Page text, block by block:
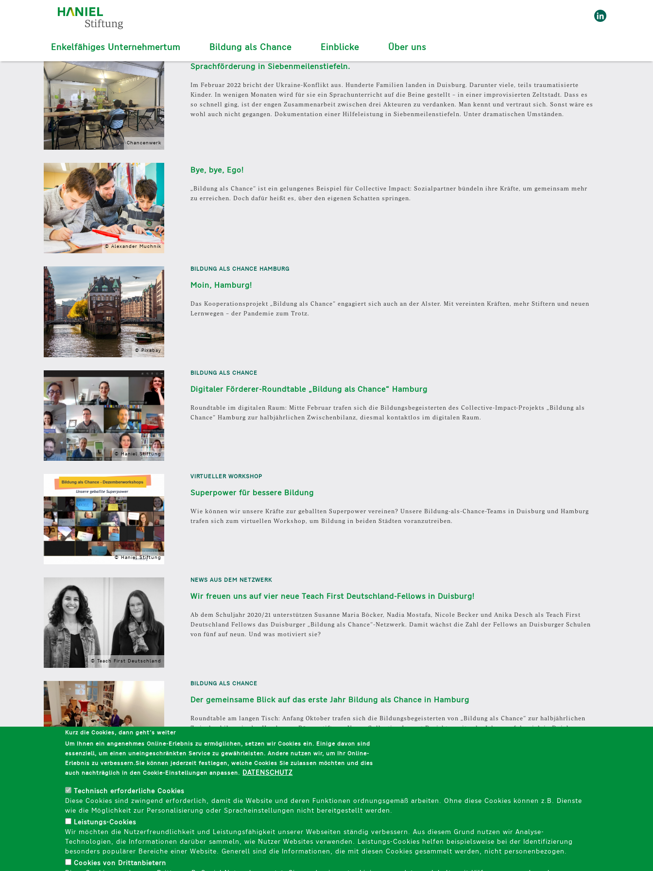
D
Enkelfähiges Unternehmertum Bildung als Chance Einblicke Über uns
Chancenwerk
Sprachförderung in Siebenmeilenstiefeln.
Im Februar 2022 bricht der Ukraine-Konflikt aus. Hunderte Familien landen in Duisburg. Darunter viele, teils traumatisierte
Kinder. In wenigen Monaten wird für sie ein Sprachunterricht auf die Beine gestellt – in einer improvisierten Zeltstadt. Dass es
so schnell ging, ist der engen Zusammenarbeit zwischen drei Akteuren zu verdanken. Man kennt und vertraut sich. Sonst wäre es
wohl auch nicht gegangen. Dokumentation einer Hilfeleistung in Siebenmeilenstiefeln. Unter dramatischen Umständen.
© Alexander Muchnik
Bye, bye, Ego!
„Bildung als Chance“ ist ein gelungenes Beispiel für Collective Impact: Sozialpartner bündeln ihre Kräfte, um gemeinsam mehr
zu erreichen. Doch dafür heißt es, über den eigenen Schatten springen.
© Pixabay
BILDUNG ALS CHANCE HAMBURG
Moin, Hamburg!
Das Kooperationsprojekt „Bildung als Chance“ engagiert sich auch an der Alster. Mit vereinten Kräften, mehr Stiftern und neuen
Lernwegen – der Pandemie zum Trotz.
© Haniel Stiftung
BILDUNG ALS CHANCE
Digitaler Förderer-Roundtable „Bildung als Chance“ Hamburg
Roundtable im digitalen Raum: Mitte Februar trafen sich die Bildungsbegeisterten des Collective-Impact-Projekts „Bildung als
Chance“ Hamburg zur halbjährlichen Zwischenbilanz, diesmal kontaktlos im digitalen Raum.
© Haniel Stiftung
VIRTUELLER WORKSHOP
Superpower für bessere Bildung
Wie können wir unsere Kräfte zur geballten Superpower vereinen? Unsere Bildung-als-Chance-Teams in Duisburg und Hamburg
trafen sich zum virtuellen Workshop, um Bildung in beiden Städten voranzutreiben.
© Teach First Deutschland
NEWS AUS DEM NETZWERK
Wir freuen uns auf vier neue Teach First Deutschland-Fellows in Duisburg!
Ab dem Schuljahr 2020/21 unterstützen Susanne Maria Böcker, Nadia Mostafa, Nicole Becker und Anika Desch als Teach First
Deutschland Fellows das Duisburger „Bildung als Chance“-Netzwerk. Damit wächst die Zahl der Fellows an Duisburger Schulen
von fünf auf neun. Und was motiviert sie?
© Haniel Stiftung
BILDUNG ALS CHANCE
Der gemeinsame Blick auf das erste Jahr Bildung als Chance in Hamburg
Roundtable am langen Tisch: Anfang Oktober trafen sich die Bildungsbegeisterten von „Bildung als Chance“ zur halbjährlichen
Zwischenbilanz in der Hamburger Bürgerstiftung. Unser Collective-Impact-Projekt – seit zehn Jahren erfolgreich in Duisburg –
Deutsch translation unavailable forSuperpower für bessere Bildung
Deutschtranslation unavailable forBildungschancen.
Kurz die Cookies, dann geht‘s weiter
Um Ihnen ein angenehmes Online-Erlebnis zu ermöglichen, setzen wir Cookies ein. Einige davon sind
essenziell, um einen uneingeschränkten Service zu gewährleisten. Andere nutzen wir, um Ihr Online-
Erlebnis zu verbessern.Sie können jederzeit festlegen, welche Cookies Sie zulassen möchten und dies
auch nachträglich in den Cookie-Einstellungen anpassen. DATENSCHUTZ
Technisch erforderliche Cookies
Diese Cookies sind zwingend erforderlich, damit die Website und deren Funktionen ordnungsgemäß arbeiten. Ohne diese Cookies können z.B. Dienste
wie die Möglichkeit zur Personalisierung oder Spracheinstellungen nicht bereitgestellt werden.
Leistungs-Cookies
Wir möchten die Nutzerfreundlichkeit und Leistungsfähigkeit unserer Webseiten ständig verbessern. Aus diesem Grund nutzen wir Analyse-
Technologien, die Informationen darüber sammeln, wie Nutzer Websites verwenden. Leistungs-Cookies helfen beispielsweise bei der Identifizierung
besonders populärer Bereiche einer Website. Generell sind die Informationen, die mit diesen Cookies gesammelt werden, nicht personenbezogen.​
Cookies von Drittanbietern